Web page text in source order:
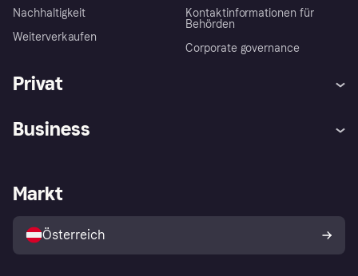
Nachhaltigkeit
Weiterverkaufen
Kontaktinformationen für
Behörden
Corporate governance
Privat
Shops entdecken
Business
Händlerportal
Markt
Österreich